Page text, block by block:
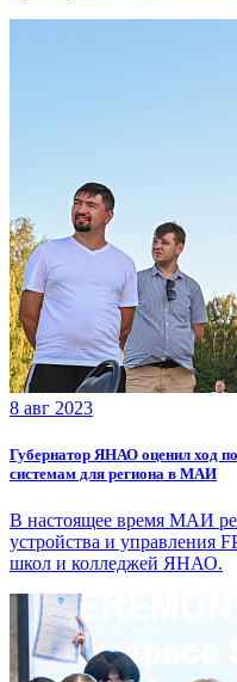
8 авг 2023
Губернатор ЯНАО оценил ход
системам для региона в МАИ
В настоящее время МАИ
устройства и управления
школ и колледжей ЯНАО.